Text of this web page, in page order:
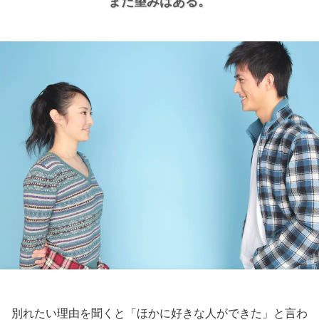
別れたい理由を聞くと「ほかに好きな人ができた」と言わ